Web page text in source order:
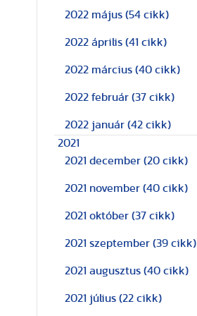
2022 május (54 cikk)
2022 április (41 cikk)
2022 március (40 cikk)
2022 február (37 cikk)
2022 január (42 cikk)
2021
2021 december (20 cikk)
2021 november (40 cikk)
2021 október (37 cikk)
2021 szeptember (39 cikk)
2021 augusztus (40 cikk)
2021 július (22 cikk)